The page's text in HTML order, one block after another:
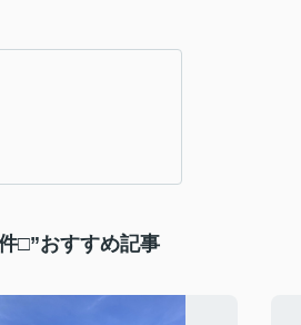
□”おすすめ記事